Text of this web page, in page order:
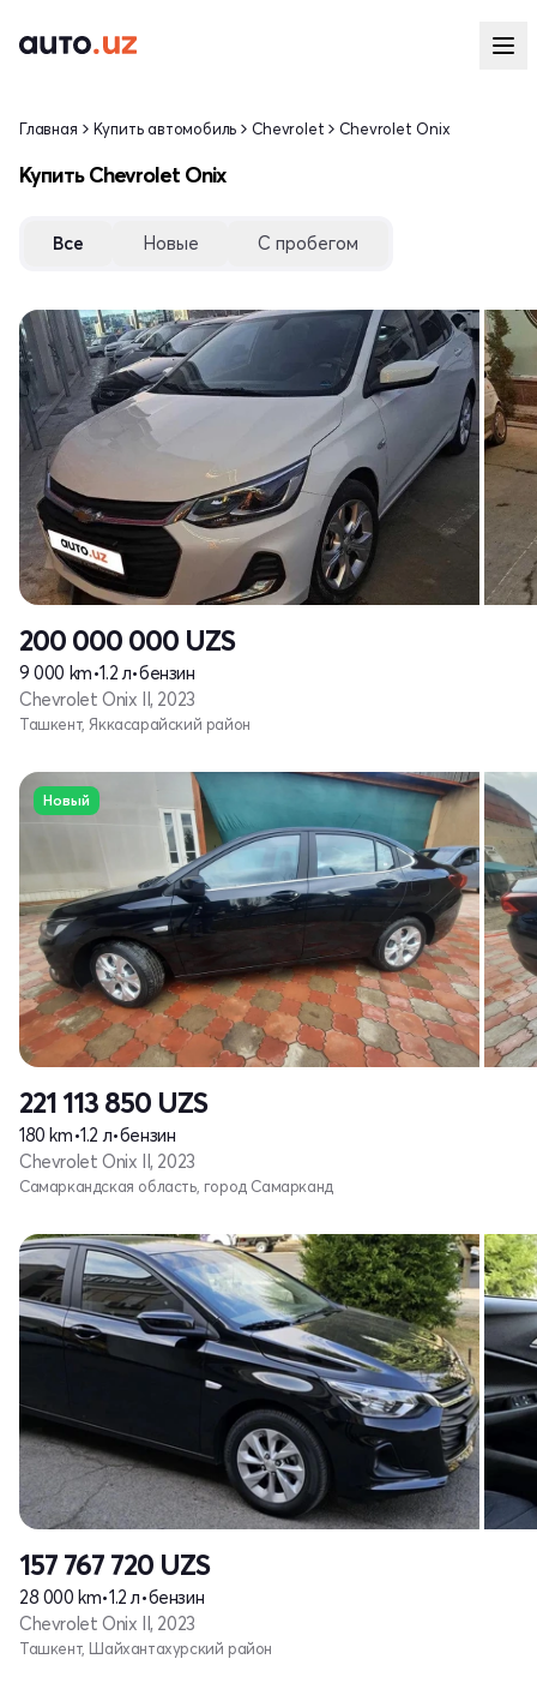
Главная Купить автомобиль Chevrolet Chevrolet Onix
Купить Chevrolet Onix
Все Новые С пробегом
200 000 000 UZS
9 000 km•1.2 л•бензин
Chevrolet Onix II, 2023
Ташкент, Яккасарайский район
Новый
221 113 850 UZS
180 km•1.2 л•бензин
Chevrolet Onix II, 2023
Самаркандская область, город Самарканд
157 767 720 UZS
28 000 km•1.2 л•бензин
Chevrolet Onix II, 2023
Ташкент, Шайхантахурский район